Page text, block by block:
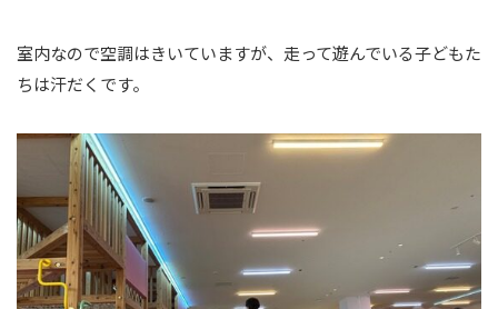
室内なので空調はきいていますが、走って遊んでいる子どもた
ちは汗だくです。